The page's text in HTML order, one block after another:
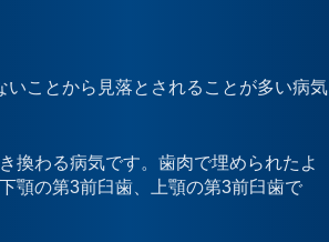
ことから見落とされることが多い病気
換わる病気です。歯肉で埋められたよ
顎の第3前臼歯、上顎の第3前臼歯で